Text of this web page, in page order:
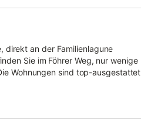
direkt an der Familienlagune
Wohnungen sind top-ausgestattet
jeweils 2 Flachbild-TVs sowie